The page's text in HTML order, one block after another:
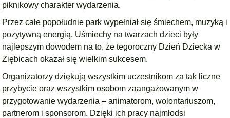
piknikowy charakter wydarzenia.
Przez całe popołudnie park wypełniał się śmiechem, muzyką i
pozytywną energią. Uśmiechy na twarzach dzieci były
najlepszym dowodem na to, że tegoroczny Dzień Dziecka w
Ziębicach okazał się wielkim sukcesem.
Organizatorzy dziękują wszystkim uczestnikom za tak liczne
przybycie oraz wszystkim osobom zaangażowanym w
przygotowanie wydarzenia – animatorom, wolontariuszom,
partnerom i sponsorom. Dzięki ich pracy najmłodsi